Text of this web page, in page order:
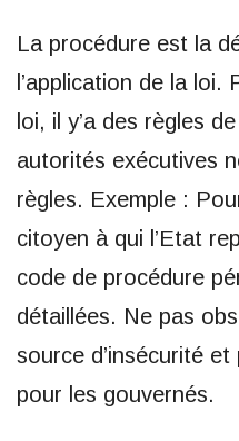
La procédure est la
l’application de la loi.
loi, il y’a des règles
autorités exécutives
règles. Exemple :
citoyen à qui l’Etat
code de procédure
détaillées. Ne pas
source d’insécurité
pour les gouvernés.